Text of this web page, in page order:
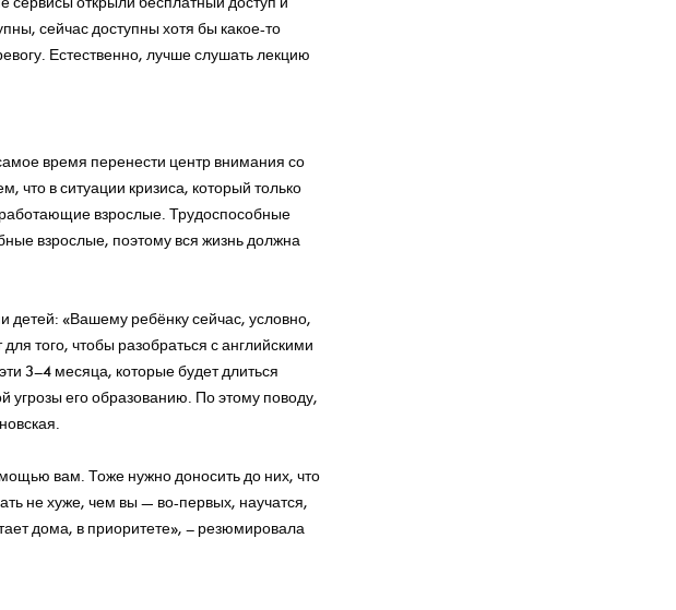
сейчас доступны хотя бы какое-то
Естественно, лучше слушать лекцию
время перенести центр внимания со
что в ситуации кризиса, который только
взрослые. Трудоспособные
взрослые, поэтому вся жизнь должна
детей: «Вашему ребёнку сейчас, условно,
того, чтобы разобраться с английскими
3–4 месяца, которые будет длиться
угрозы его образованию. По этому поводу,
вам. Тоже нужно доносить до них, что
не хуже, чем вы — во-первых, научатся,
дома, в приоритете», – резюмировала